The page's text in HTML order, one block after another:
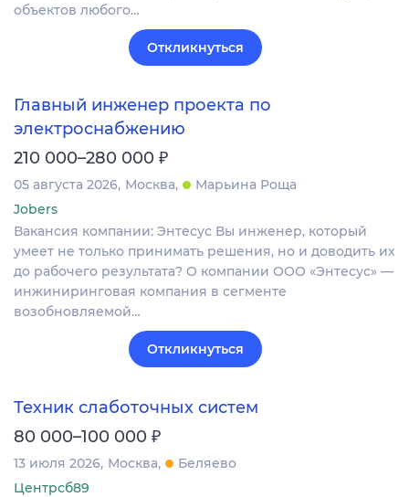
объектов любого…
Откликнуться
Главный инженер проекта по
электроснабжению
210 000–280 000 ₽
05 августа 2026 Москва
Марьина Роща
Jobers
Вакансия компании: Энтесус Вы инженер, который
умеет не только принимать решения, но и доводить их
до рабочего результата? О компании ООО «Энтесус» —
инжиниринговая компания в сегменте
возобновляемой…
Откликнуться
Техник слаботочных систем
80 000–100 000 ₽
13 июля 2026 Москва
Беляево
Центрсб89